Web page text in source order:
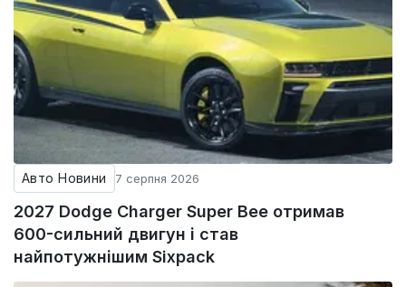
Авто Новини 7 серпня 2026
2027 Dodge Charger Super Bee отримав
600-сильний двигун і став
найпотужнішим Sixpack